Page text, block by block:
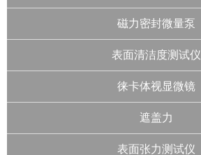
磁力密封微量泵
表面清洁度测试仪
徕卡体视显微镜
遮盖力
表面张力测试仪